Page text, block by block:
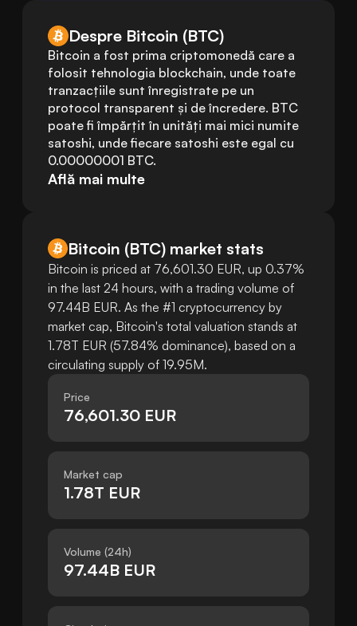
Despre Bitcoin (BTC)
Bitcoin a fost prima criptomonedă care a
folosit tehnologia blockchain, unde toate
tranzacțiile sunt înregistrate pe un
protocol transparent și de încredere. BTC
poate fi împărțit în unități mai mici numite
satoshi, unde fiecare satoshi este egal cu
0.00000001 BTC.
Află mai multe
Bitcoin (BTC) market stats
Bitcoin is priced at 76,601.30 EUR, up 0.37%
in the last 24 hours, with a trading volume of
97.44B EUR. As the #1 cryptocurrency by
market cap, Bitcoin's total valuation stands at
1.78T EUR (57.84% dominance), based on a
circulating supply of 19.95M.
Price
76,601.30 EUR
Market cap
1.78T EUR
Volume (24h)
97.44B EUR